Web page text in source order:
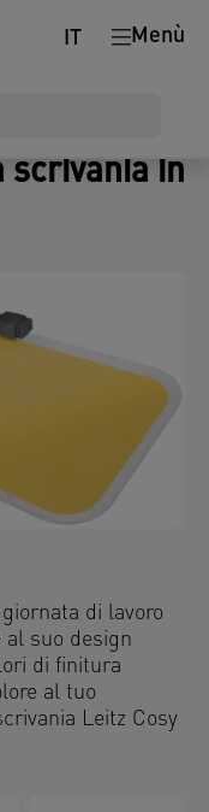
Menù
IT
scrivania in
di lavoro
al suo design
di finitura
al tuo
Leitz Cosy
appunti che